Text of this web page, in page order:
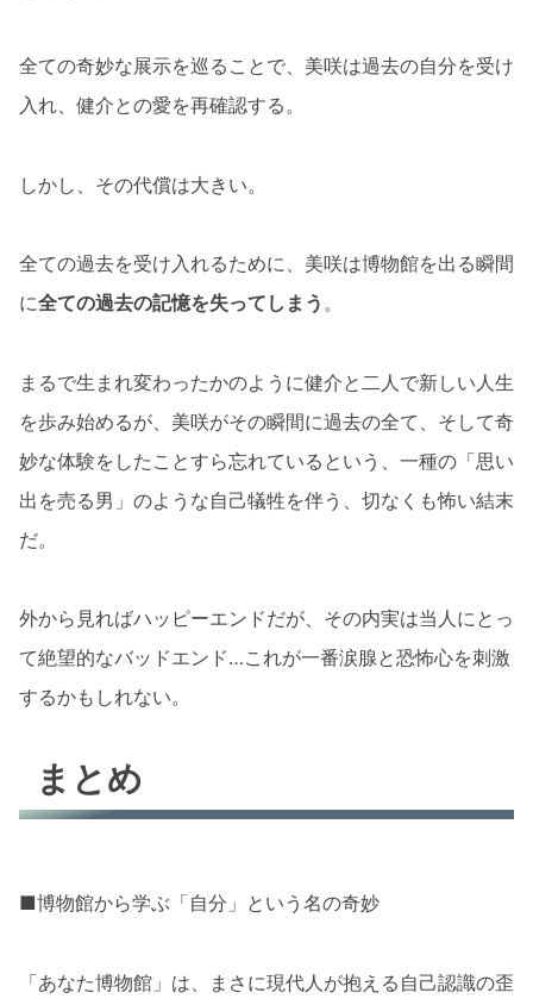
全ての奇妙な展示を巡ることで、美咲は過去の自分を受け
入れ、健介との愛を再確認する。
しかし、その代償は大きい。
全ての過去を受け入れるために、美咲は博物館を出る瞬間
に全ての過去の記憶を失ってしまう 。
まるで生まれ変わったかのように健介と二人で新しい人生
を歩み始めるが、美咲がその瞬間に過去の全て、そして奇
妙な体験をしたことすら忘れているという、一種の「思い
出を売る男」のような自己犠牲を伴う、切なくも怖い結末
だ。
外から見ればハッピーエンドだが、その内実は当人にとっ
て絶望的なバッドエンド…これが一番涙腺と恐怖心を刺激
するかもしれない。
まとめ
■博物館から学ぶ「自分」という名の奇妙
「あなた博物館」は、まさに現代人が抱える自己認識の歪